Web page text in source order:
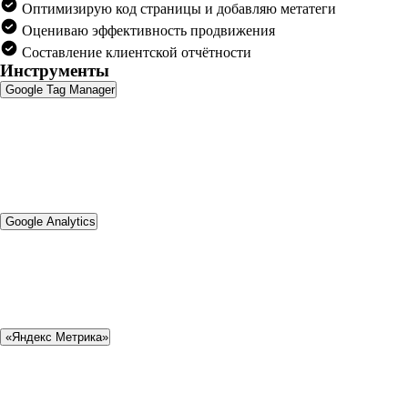
Оптимизирую код страницы и добавляю метатеги
Оцениваю эффективность продвижения
Составление клиентской отчётности
Инструменты
Google Tag Manager
Google Analytics
«Яндекс Метрика»